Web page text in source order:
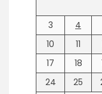
3
4
10
11
17
18
24
25